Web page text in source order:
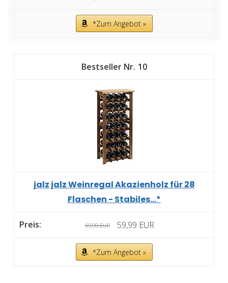
*Zum Angebot »
10
jalz jalz Weinregal Akazienholz für 28
Flaschen - Stabiles...*
69,99 EUR 59,99 EUR
*Zum Angebot »